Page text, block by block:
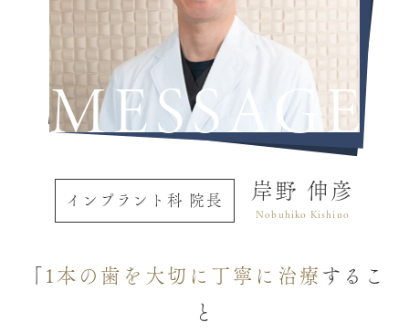
MESSAGE
インプラント科 院長 岸野 伸彦
Nobuhiko Kishino
1本の歯を大切に丁寧に治療 するこ
と